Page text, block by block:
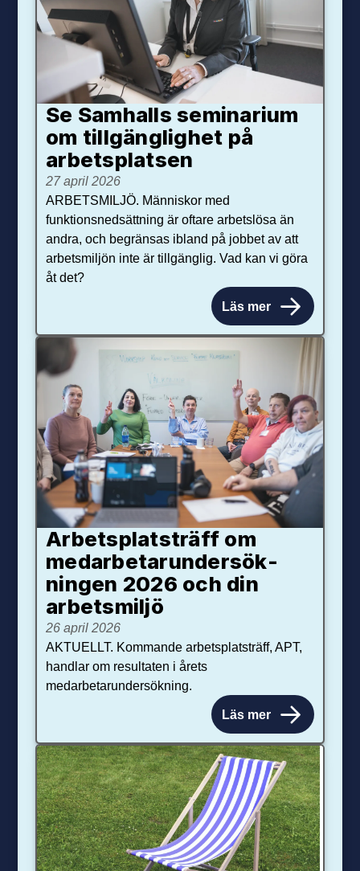
Se Samhalls seminarium
om tillgänglighet på
arbetsplatsen
27 april 2026
ARBETSMILJÖ. Människor med
funktionsnedsättning är oftare arbetslösa än
andra, och begränsas ibland på jobbet av att
arbetsmiljön inte är tillgänglig. Vad kan vi göra
åt det?
Läs mer
Arbetsplats­träff om
med­arbetar­under­sök­
ningen 2026 och din
arbets­miljö
26 april 2026
AKTUELLT. Kommande arbetsplatsträff, APT,
handlar om resultaten i årets
medarbetarundersökning.
Läs mer